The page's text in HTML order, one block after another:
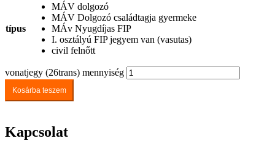
típus
MÁV dolgozó
MÁV Dolgozó családtagja gyermeke
MÁv Nyugdíjas FIP
I. osztályú FIP jegyem van (vasutas)
civil felnőtt
vonatjegy (26trans) mennyiség
Kosárba teszem
Kapcsolat